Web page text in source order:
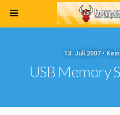
13. Juli 2007 •
USB Memory